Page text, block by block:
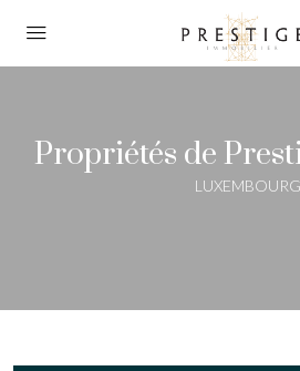
Propriétés de
LUXEMBOURG